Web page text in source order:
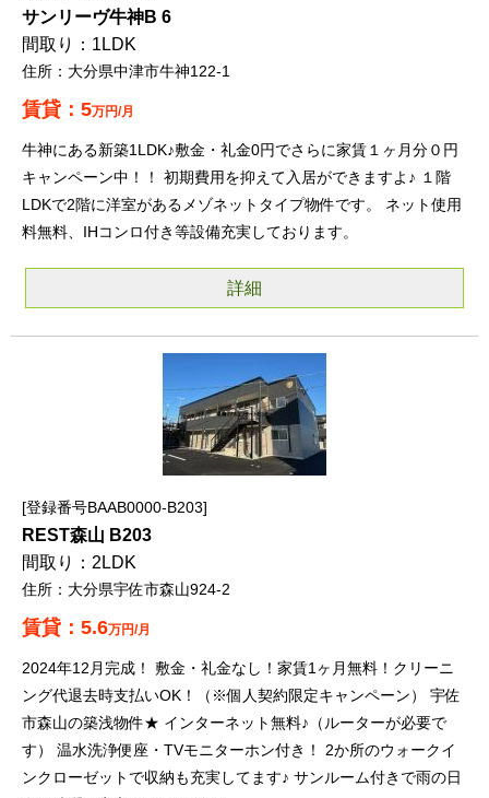
サンリーヴ牛神B 6
1LDK
大分県中津市牛神122-1
5万円/月
牛神にある新築1LDK♪敷金・礼金0円でさらに家賃１ヶ月分０円
キャンペーン中！！ 初期費用を抑えて入居ができますよ♪ １階
LDKで2階に洋室があるメゾネットタイプ物件です。 ネット使用
料無料、IHコンロ付き等設備充実しております。
詳細
登録番号BAAB0000-B203
REST森山 B203
2LDK
大分県宇佐市森山924-2
5.6万円/月
2024年12月完成！ 敷金・礼金なし！家賃1ヶ月無料！クリーニ
ング代退去時支払いOK！（※個人契約限定キャンペーン） 宇佐
市森山の築浅物件★ インターネット無料♪（ルーターが必要で
す） 温水洗浄便座・TVモニターホン付き！ 2か所のウォークイ
ンクローゼットで収納も充実してます♪ サンルーム付きで雨の日